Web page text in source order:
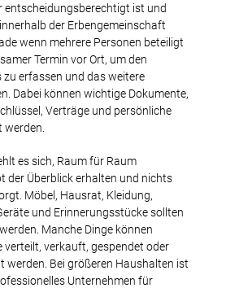
entscheidungsberechtigt ist und
der Erbengemeinschaft
wenn mehrere Personen beteiligt
Termin vor Ort, um den
erfassen und das weitere
Dabei können wichtige Dokumente,
Verträge und persönliche
es sich, Raum für Raum
der Überblick erhalten und nichts
Möbel, Hausrat, Kleidung,
und Erinnerungsstücke sollten
Manche Dinge können
verteilt, verkauft, gespendet oder
werden. Bei größeren Haushalten ist
Unternehmen für